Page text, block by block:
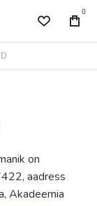
0
on
aadress
Akadeemia